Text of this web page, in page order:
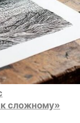
сложному»